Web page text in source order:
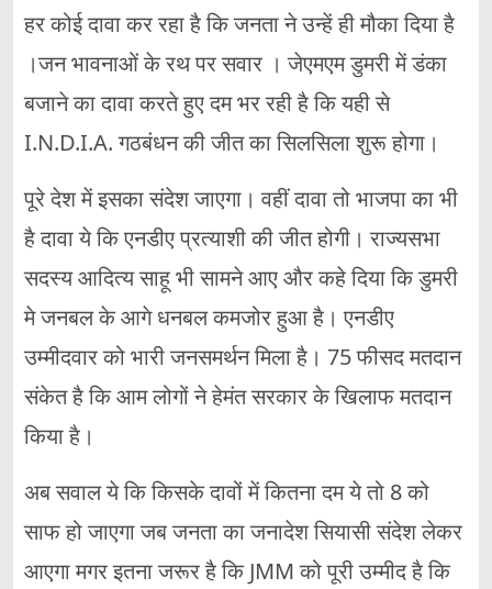
हर कोई दावा कर रहा है कि जनता ने उन्हें ही मौका दिया है
।जन भावनाओं के रथ पर सवार । जेएमएम डुमरी में डंका
बजाने का दावा करते हुए दम भर रही है कि यही से
I.N.D.I.A. गठबंधन की जीत का सिलसिला शुरू होगा।
पूरे देश में इसका संदेश जाएगा। वहीं दावा तो भाजपा का भी
है दावा ये कि एनडीए प्रत्याशी की जीत होगी। राज्यसभा
सदस्य आदित्य साहू भी सामने आए और कहे दिया कि डुमरी
मे जनबल के आगे धनबल कमजोर हुआ है। एनडीए
उम्मीदवार को भारी जनसमर्थन मिला है। 75 फीसद मतदान
संकेत है कि आम लोगों ने हेमंत सरकार के खिलाफ मतदान
किया है।
अब सवाल ये कि किसके दावों में कितना दम ये तो 8 को
साफ हो जाएगा जब जनता का जनादेश सियासी संदेश लेकर
आएगा मगर इतना जरूर है कि JMM को पूरी उम्मीद है कि